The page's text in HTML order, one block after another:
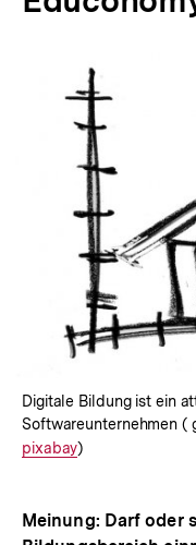
Digitale Bildung ist ein
Softwareunternehmen
pixabay)
Meinung: Darf oder